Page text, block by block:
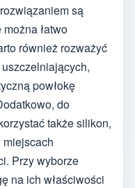
są
łatwo
również rozważyć
powłokę
do
także silikon,
Przy wyborze
na ich właściwości